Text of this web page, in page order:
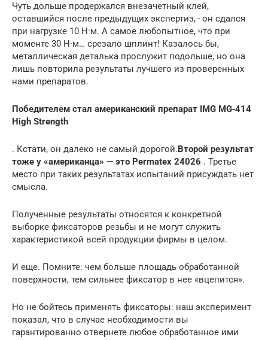
Чуть дольше продержался внезачетный клей,
оставшийся после предыдущих экспертиз, - он сдался
при нагрузке 10 Н·м. А самое любопытное, что при
моменте 30 Н·м… срезало шплинт! Казалось бы,
металлическая деталька прослужит подольше, но она
лишь повторила результаты лучшего из проверенных
нами препаратов.
Победителем стал американский препарат IMG MG‑414
High Strength
. Кстати, он далеко не самый дорогой.Второй результат
тоже у «американца» — это Permatex 24026 . Третье
место при таких результатах испытаний присуждать нет
смысла.
Полученные результаты относятся к конкретной
выборке фиксаторов резьбы и не могут служить
характеристикой всей продукции фирмы в целом.
И еще. Помните: чем больше площадь обработанной
поверхности, тем сильнее ­фиксатор в нее «вцепится».
Но не бойтесь применять фиксаторы: наш эксперимент
показал, что в случае необходимости вы
гарантированно отвернете любое обработанное ими